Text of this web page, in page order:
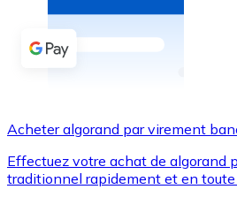
Acheter avec espèces
Virement SEPA
Utilisez les cartes Visa et
Acheter algorand par virement
Effectuez votre achat de algorand
traditionnel rapidement et en toute